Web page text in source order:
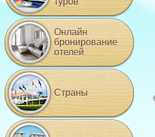
Онлайн
бронирование
отелей
Страны